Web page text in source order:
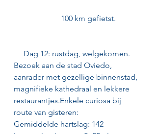
                        100 km gefietst.
     Dag 12: rustdag, welgekomen.
Bezoek aan de stad Oviedo,
aanrader met gezellige binnenstad,
magnifieke kathedraal en lekkere
restaurantjes.Enkele curiosa bij
route van gisteren:
Gemiddelde hartslag: 142